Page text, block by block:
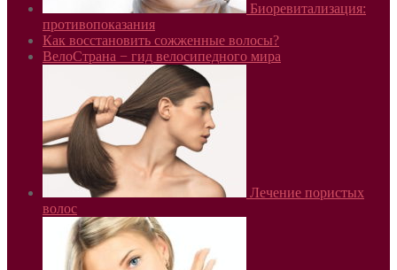
Биоревитализация:
противопоказания
Как восстановить сожженные волосы?
ВелоСтрана − гид велосипедного мира
Лечение пористых
волос